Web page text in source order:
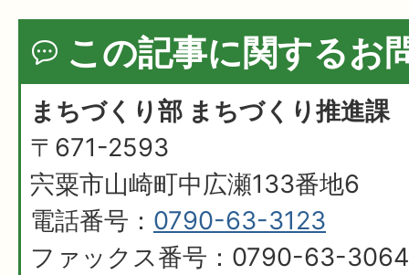
この記事に関するお
まちづくり部 まちづくり推進課
〒671-2593
宍粟市山崎町中広瀬133番地6
電話番号： 0790-63-3123
ファックス番号：0790-63-3064